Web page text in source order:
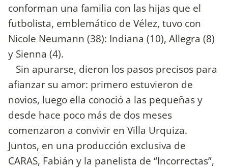
conforman una familia con las hijas que el
futbolista, emblemático de Vélez, tuvo con
Nicole Neumann (38): Indiana (10), Allegra (8)
y Sienna (4).
Sin apurarse, dieron los pasos precisos para
afianzar su amor: primero estuvieron de
novios, luego ella conoció a las pequeñas y
desde hace poco más de dos meses
comenzaron a convivir en Villa Urquiza.
Juntos, en una producción exclusiva de
CARAS, Fabián y la panelista de “Incorrectas”,